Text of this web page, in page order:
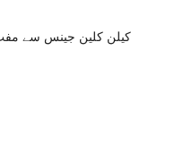
کیلن کلین جینس سے